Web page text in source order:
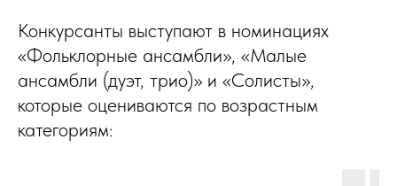
Конкурсанты выступают в номинациях
«Фольклорные ансамбли», «Малые
ансамбли (дуэт, трио)» и «Солисты»,
которые оцениваются по возрастным
категориям: